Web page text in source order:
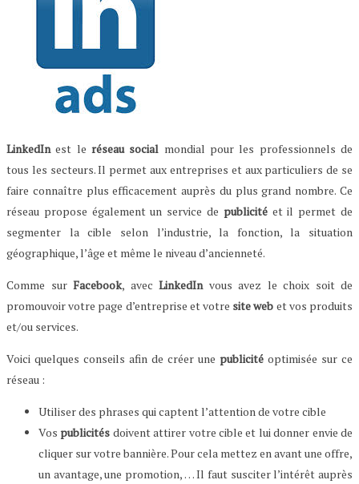
LinkedInest le réseau social mondial pour les professionnels de
tous les secteurs. Il permet aux entreprises et aux particuliers de se
faire connaître plus efficacement auprès du plus grand nombre. Ce
réseau propose également un service de publicitéet il permet de
segmenter la cible selon l’industrie, la fonction, la situation
géographique, l’âge et même le niveau d’ancienneté.
Comme sur Facebook, avec LinkedInvous avez le choix soit de
promouvoir votre page d’entreprise et votre site web et vos produits
et/ou services.
Voici quelques conseils afin de créer une publicité optimisée sur ce
réseau :
Utiliser des phrases qui captent l’attention de votre cible
Vospublicités doivent attirer votre cible et lui donner envie de
cliquer sur votre bannière. Pour cela mettez en avant une offre,
un avantage, une promotion, … Il faut susciter l’intérêt auprès